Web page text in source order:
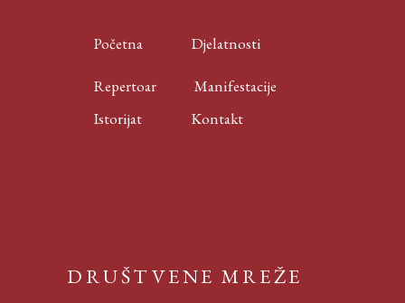
Početna Djelatnosti
Repertoar
Manifestacije
Istorijat
Kontakt
DRUŠTVENE MREŽE